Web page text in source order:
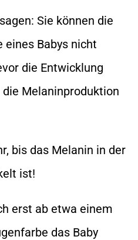
Sie können die
eines Babys nicht
die Entwicklung
Melaninproduktion
bis das Melanin in der
ist!
erst ab etwa einem
das Baby